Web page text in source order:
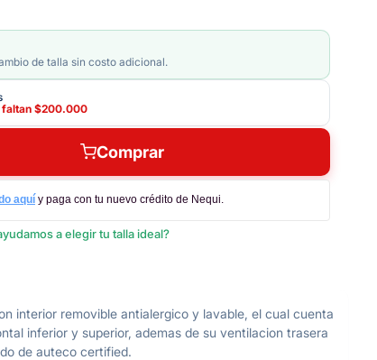
de talla sin costo adicional.
faltan$200.000
Comprar
aquí y paga con tu nuevo crédito de Nequi.
a elegir tu talla ideal?
interior removible antialergico y lavable, el cual cuenta
inferior y superior, ademas de su ventilacion trasera
de auteco certified.